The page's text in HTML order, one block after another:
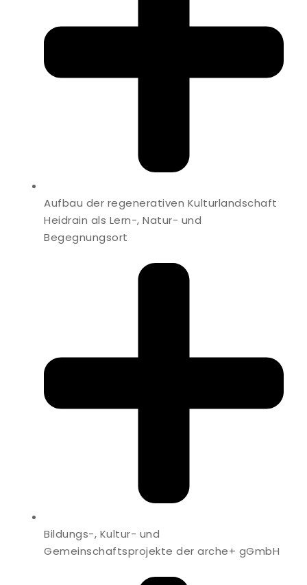
Aufbau der regenerativen Kulturlandschaft
Heidrain als Lern-, Natur- und
Begegnungsort
Bildungs-, Kultur- und
Gemeinschaftsprojekte der arche+ gGmbH